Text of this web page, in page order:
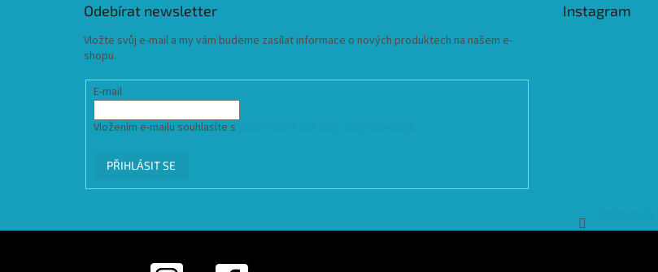
Odebírat newsletter
Vložte svůj e-mail a my vám budeme zasílat informace o nových produktech na našem e-
shopu.
E-mail
Vložením e-mailu souhlasíte s
PŘIHLÁSIT SE
Instagram